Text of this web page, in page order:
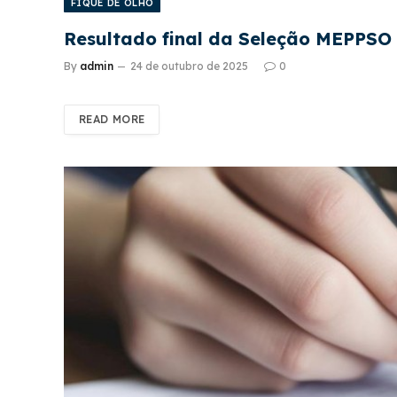
Resultado final da Seleção MEPPSO
By admin 24 de outubro de 2025 0
READ MORE